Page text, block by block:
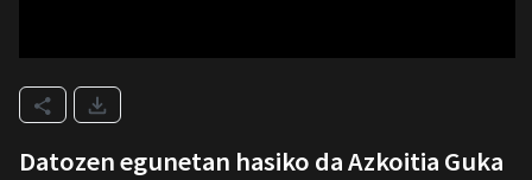
Datozen egunetan hasiko da Azkoitia Guka